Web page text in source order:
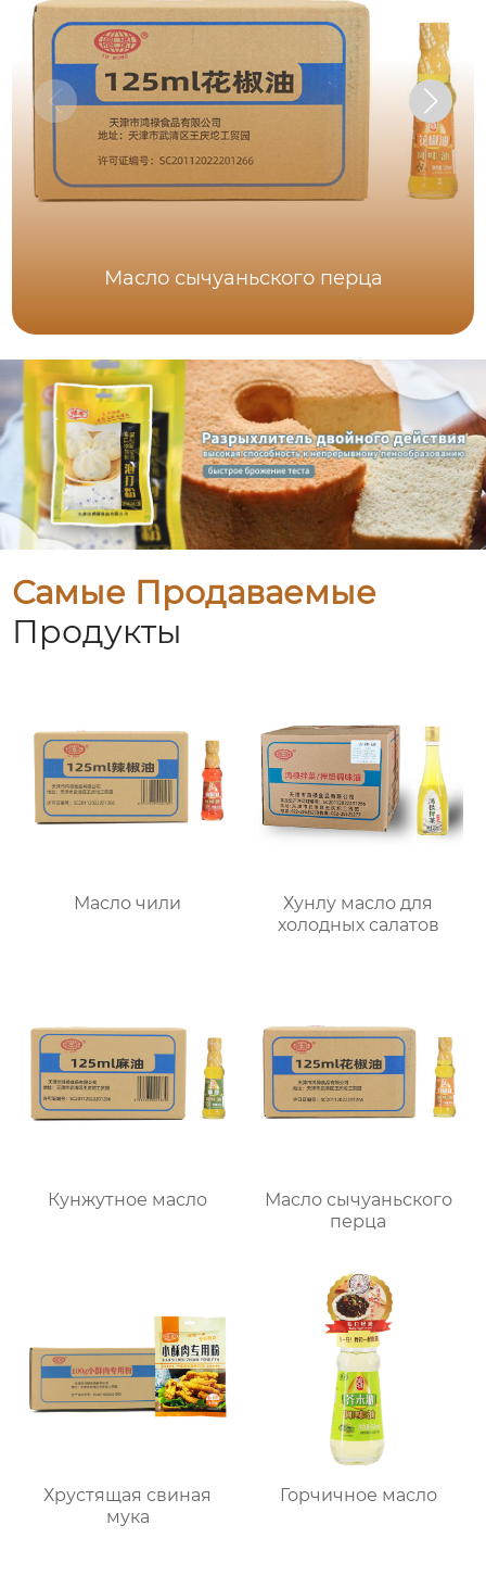
Масло сычуаньского перца
Самые Продаваемые
Продукты
Масло чили
Хунлу масло для
холодных салатов
Кунжутное масло
Масло сычуаньского
перца
Хрустящая свиная
мука
Горчичное масло